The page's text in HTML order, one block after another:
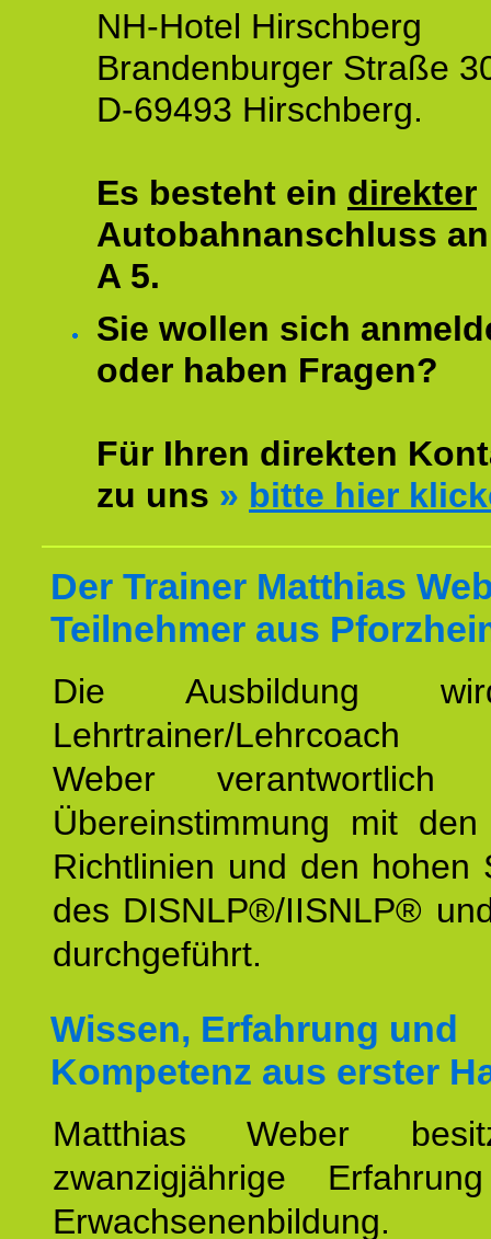
NH-Hotel Hirschberg
Brandenburger Straße
D-69493 Hirschberg.
Es besteht ein direkter
Autobahnanschluss
A 5.
Sie wollen sich
oder haben Fragen?
Für Ihren direkten
zu uns » bitte hier
Der Trainer Matthias
Teilnehmer aus
Die Ausbildung
Lehrtrainer/Lehrcoach
Weber
Übereinstimmung mit den
Richtlinien und den hohen
des DISNLP®/IISNLP®
durchgeführt.
Wissen, Erfahrung und
Kompetenz aus erster
Matthias Weber
zwanzigjährige
Erwachsenenbildung.